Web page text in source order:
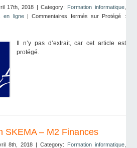
17th, 2018 | Category: Formation informatique,
en ligne|Commentaires fermés sur Protégé :
Il n’y pas d’extrait, car cet article est
protégé.
SKEMA – M2 Finances
8th, 2018 | Category: Formation informatique,